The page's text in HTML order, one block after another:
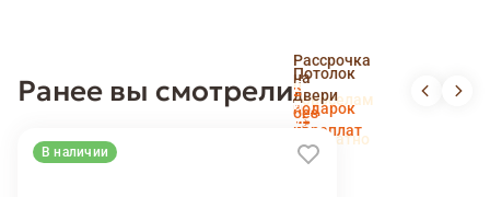
пенсионерам
и
новоселам
Рассрочка
на
двери
без
переплат
Потолок
в
подарок
Доставка
и
установка
беслпатно
Ранее вы смотрели
В наличии